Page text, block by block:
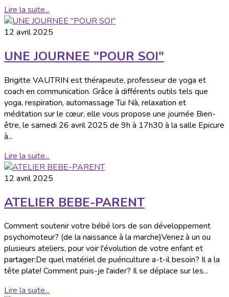
Lire la suite...
12 avril 2025
UNE JOURNEE "POUR SOI"
Brigitte VAUTRIN est thérapeute, professeur de yoga et
coach en communication. Grâce à différents outils tels que
yoga, respiration, automassage Tui Nà, relaxation et
méditation sur le cœur, elle vous propose une journée Bien-
être, le samedi 26 avril 2025 de 9h à 17h30 à la salle Epicure
à...
Lire la suite...
12 avril 2025
ATELIER BEBE-PARENT
Comment soutenir votre bébé lors de son développement
psychomoteur? (de la naissance à la marche)Venez à un ou
plusieurs ateliers, pour voir l'évolution de votre enfant et
partager:De quel matériel de puériculture a-t-il besoin? Il a la
tête plate! Comment puis-je l'aider? Il se déplace sur les...
Lire la suite...